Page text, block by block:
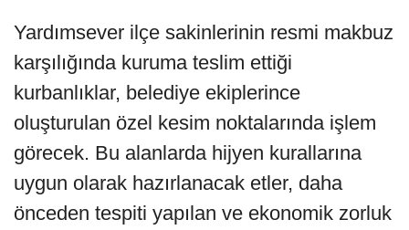
Yardımsever ilçe sakinlerinin resmi makbuz
karşılığında kuruma teslim ettiği
kurbanlıklar, belediye ekiplerince
oluşturulan özel kesim noktalarında işlem
görecek. Bu alanlarda hijyen kurallarına
uygun olarak hazırlanacak etler, daha
önceden tespiti yapılan ve ekonomik zorluk